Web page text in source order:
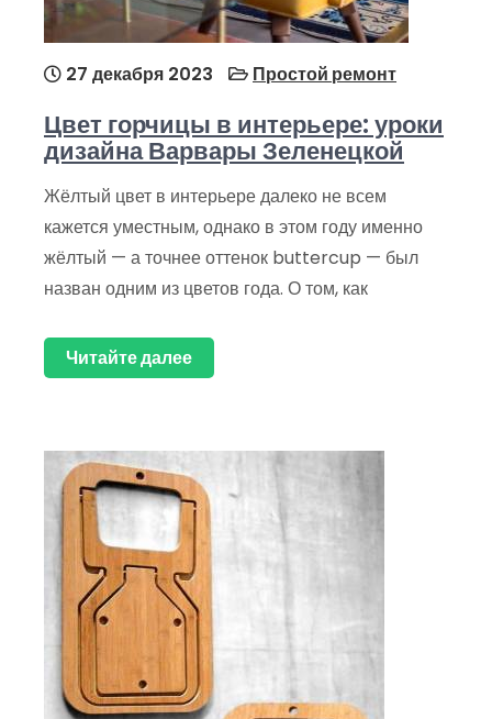
27 декабря 2023 Простой ремонт
Цвет горчицы в интерьере: уроки
дизайна Варвары Зеленецкой
Жёлтый цвет в интерьере далеко не всем
кажется уместным, однако в этом году именно
жёлтый — а точнее оттенок buttercup — был
назван одним из цветов года. О том, как
Читайте далее